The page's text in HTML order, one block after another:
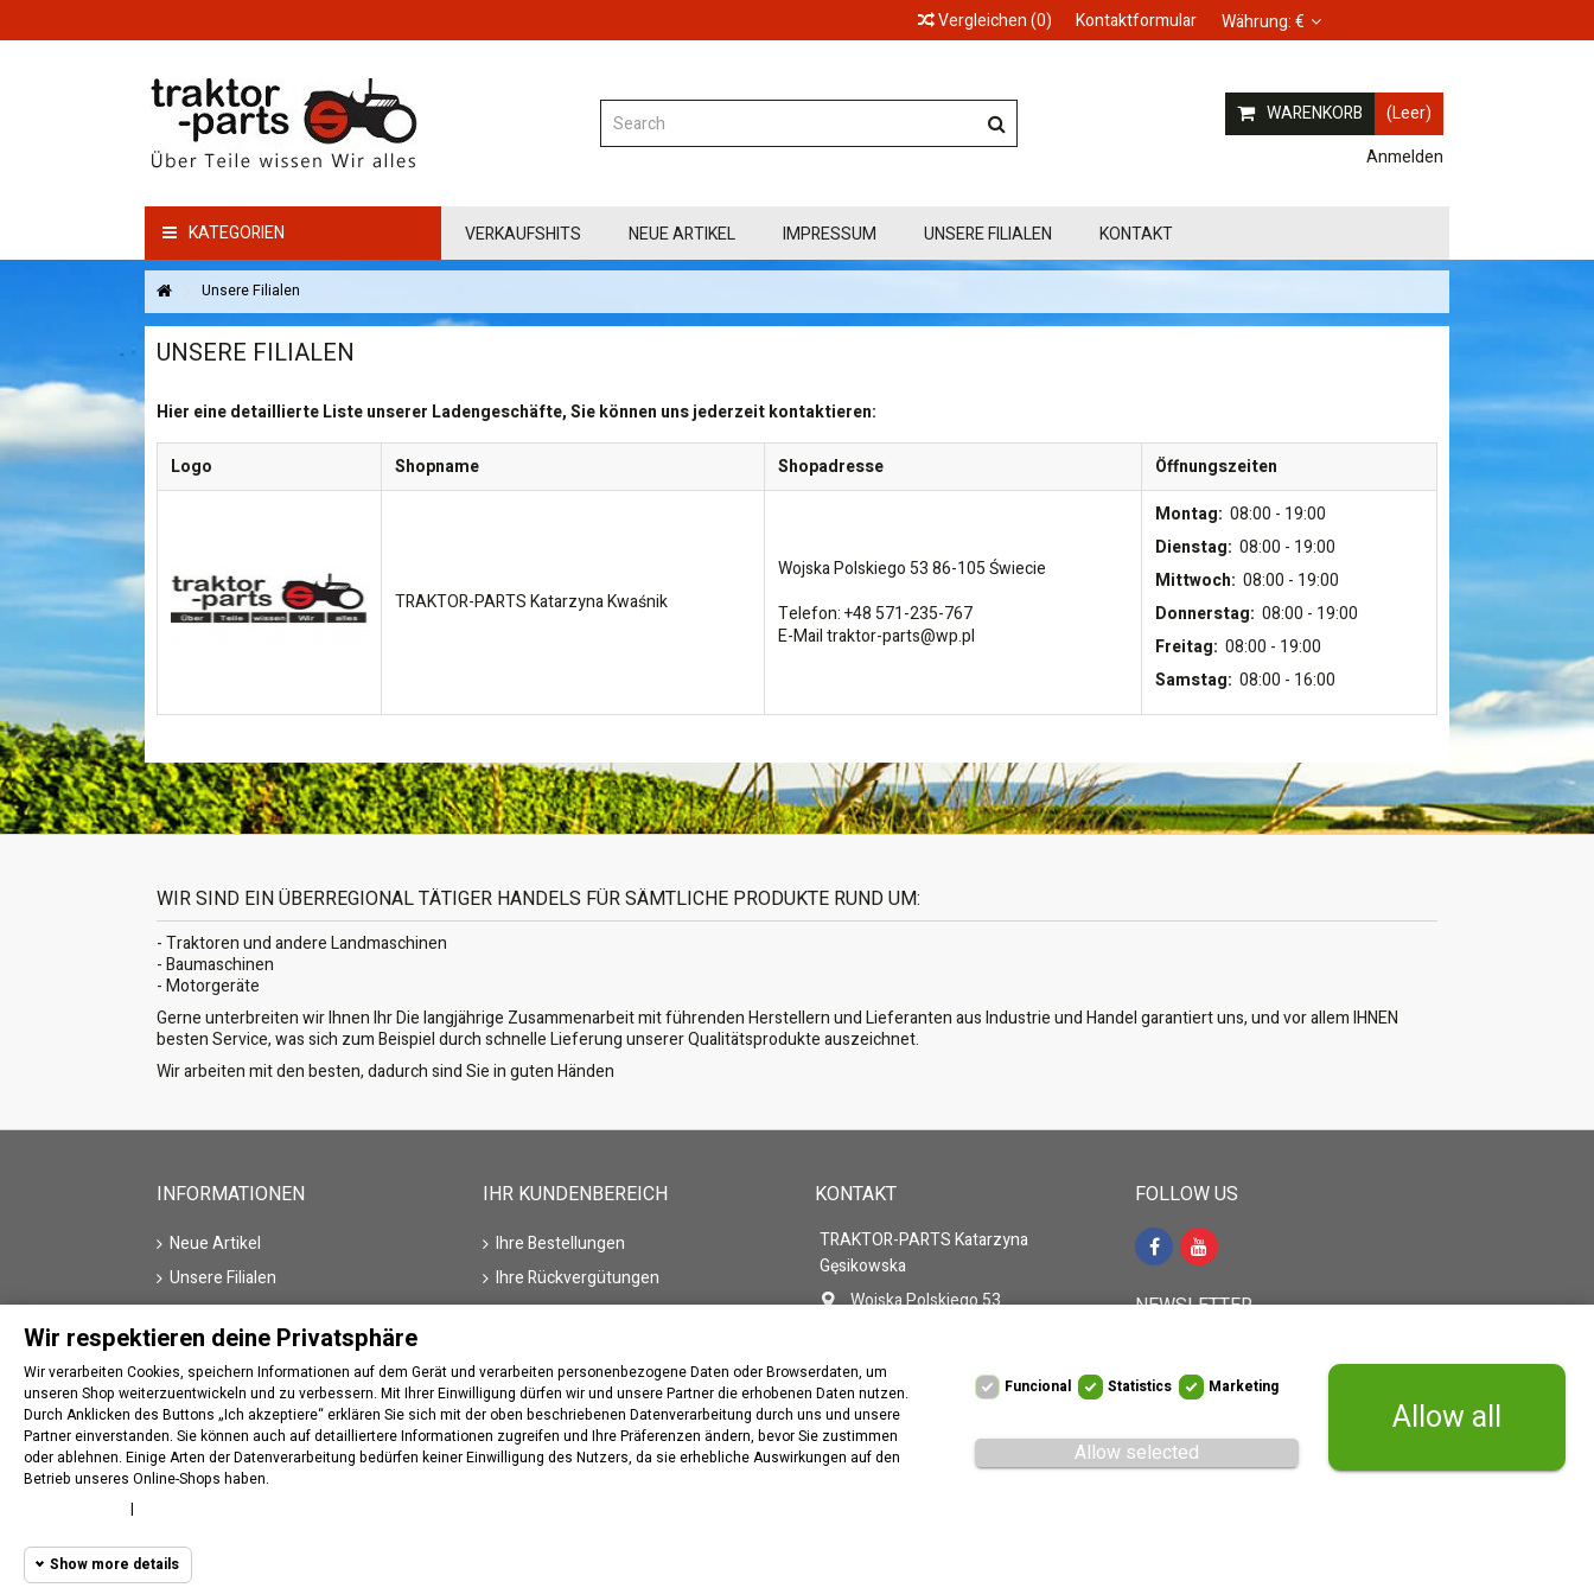
Währung:€
Kontaktformular
Vergleichen(0)
WARENKORB
(Leer)
Anmelden
KATEGORIEN VERKAUFSHITS NEUE ARTIKEL IMPRESSUM UNSERE FILIALEN KONTAKT
Unsere Filialen
UNSERE FILIALEN
Hier eine detaillierte Liste unserer Ladengeschäfte, Sie können uns jederzeit kontaktieren:
Logo Shopname Shopadresse Öffnungszeiten
TRAKTOR-PARTS Katarzyna Kwaśnik
Wojska Polskiego 5386-105Świecie
Telefon: +48 571-235-767
E-Mail traktor-parts@wp.pl
Montag: 08:00 - 19:00
Dienstag: 08:00 - 19:00
Mittwoch: 08:00 - 19:00
Donnerstag: 08:00 - 19:00
Freitag: 08:00 - 19:00
Samstag: 08:00 - 16:00
WIR SIND EIN ÜBERREGIONAL TÄTIGER HANDELS FÜR SÄMTLICHE PRODUKTE RUND UM:
- Traktoren und andere Landmaschinen
- Baumaschinen
- Motorgeräte
Gerne unterbreiten wir Ihnen Ihr Die langjährige Zusammenarbeit mit führenden Herstellern und Lieferanten aus Industrie und Handel garantiert uns, und vor allem IHNEN
besten Service, was sich zum Beispiel durch schnelle Lieferung unserer Qualitätsprodukte auszeichnet.
Wir arbeiten mit den besten, dadurch sind Sie in guten Händen
INFORMATIONEN
Neue Artikel
Unsere Filialen
Kontakt
Hersteller/Marke
IHR KUNDENBEREICH
Ihre Bestellungen
Ihre Rückvergütungen
Ihre Adressen
Ihre Gutscheine
KONTAKT
TRAKTOR-PARTS Katarzyna
Gęsikowska
Wojska Polskiego 53
Rufen Sie uns an:+48 571-235-767
E-Mailtraktor-parts@wp.pl
FOLLOW US
NEWSLETTER
Sign up to receive latest news and
Wir respektieren deine Privatsphäre
Wir verarbeiten Cookies, speichern Informationen auf dem Gerät und verarbeiten personenbezogene Daten oder Browserdaten, um
unseren Shop weiterzuentwickeln und zu verbessern. Mit Ihrer Einwilligung dürfen wir und unsere Partner die erhobenen Daten nutzen.
Durch Anklicken des Buttons „Ich akzeptiere“ erklären Sie sich mit der oben beschriebenen Datenverarbeitung durch uns und unsere
Partner einverstanden. Sie können auch auf detailliertere Informationen zugreifen und Ihre Präferenzen ändern, bevor Sie zustimmen
oder ablehnen. Einige Arten der Datenverarbeitung bedürfen keiner Einwilligung des Nutzers, da sie erhebliche Auswirkungen auf den
Betrieb unseres Online-Shops haben.
|
Show more details
Funcional Statistics Marketing
Allow selected
Allow all
WITHDRAW FROM CONTRACT
© 2020